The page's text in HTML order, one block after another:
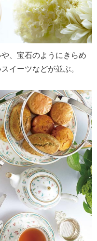
、宝石のようにきらめ
イーツなどが並ぶ。